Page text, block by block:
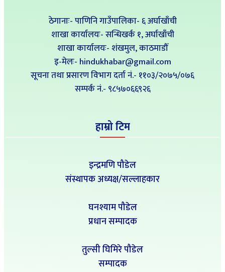
ठेगानाः- पाणिनि गाउँपालिका- ६ अर्घाखाँची
शाखा कार्यालयः- सन्धिखर्क १, अर्घाखाँची
शाखा कार्यालयः- शंखमुल, काठमाडौँ
इ-मेलः- hindukhabar@gmail.com
सूचना तथा प्रसारण विभाग दर्ता नं.- ११०३/२०७५/०७६
सम्पर्क नं‍.- ९८५७०६६९२६
हाम्रो टिम
इन्द्रमणि पौडेल
संस्थापक अध्यक्ष/सल्लाहकार
घनश्याम पौडेल
प्रधान सम्पादक
तुल्सी घिमिरे पौडेल
सम्पादक